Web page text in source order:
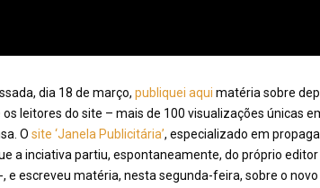
dia 18 de março, publiquei aqui matéria sobre
leitores do site – mais de 100 visualizações únicas
O site ‘Janela Publicitária’, especializado em
a inciativa partiu, espontaneamente, do próprio
e escreveu matéria, nesta segunda-feira, sobre o